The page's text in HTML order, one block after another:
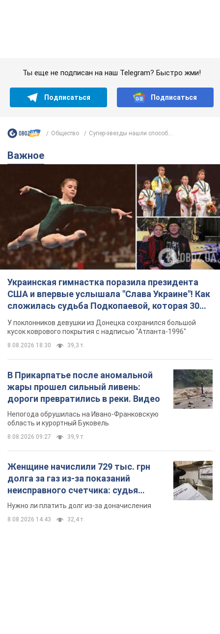
Украинская гимнастка поразила президента
США и впервые услышала "Слава Украине"! Как
сложилась судьба Подкопаевой, которая 30
лет назад завоевала "золото" Олимпиады
У поклонников девушки из Донецка сохранился большой
кусок коврового покрытия с надписью "Атланта-1996"
8.08.2026 18:30 39,3 т.
В Прикарпатье после аномальной
жары прошел сильный ливень:
дороги превратились в реки. Видео
область и курортный Буковель
Женщине начислили 729 тыс. грн
долга за газ из-за показаний
неисправного счетчика: судья
вынес неожиданное решение
8.08.2026 14:43 32,4 т.